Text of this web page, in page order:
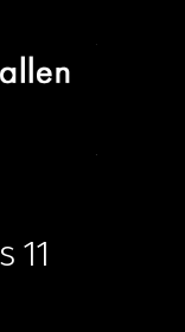
11